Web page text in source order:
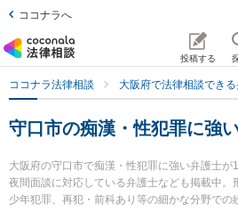
ココナラへ
投稿する
ココナラ法律相談 大阪府で法律相談でき
守口市の痴漢・性犯罪に強
大阪府の守口市で痴漢・性犯罪に強い弁護士
夜間面談に対応している弁護士なども掲載中。
少年犯罪、再犯・前科あり等の細かな分野での